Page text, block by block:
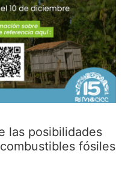
las posibilidades
fósiles